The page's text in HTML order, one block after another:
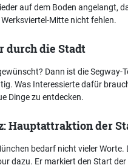
auf dem Boden angelangt,
Mitte nicht fehlen.
durch die Stadt
Dann ist die Segway-
Was Interessierte dafür
Dinge zu entdecken.
Hauptattraktion der
bedarf nicht vieler Worte.
dazu. Er markiert den Start der